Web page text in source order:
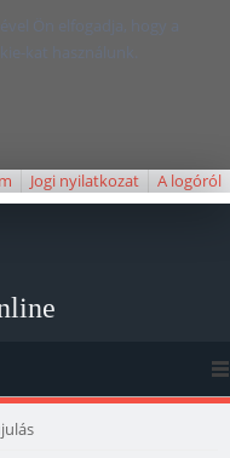
Ön elfogadja, hogy a
kat használunk.
Jogi nyilatkozat A logóról